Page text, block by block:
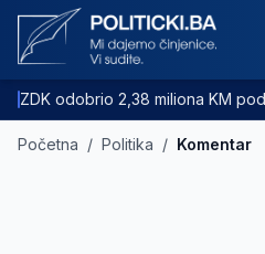
Početna / Politika / Komentar